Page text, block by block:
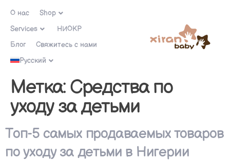
О нас
Shop
Services
НИОКР
Блог
Свяжитесь с нами
Русский
Метка: Средства по
уходу за детьми
Топ-5 самых продаваемых товаров
по уходу за детьми в Нигерии